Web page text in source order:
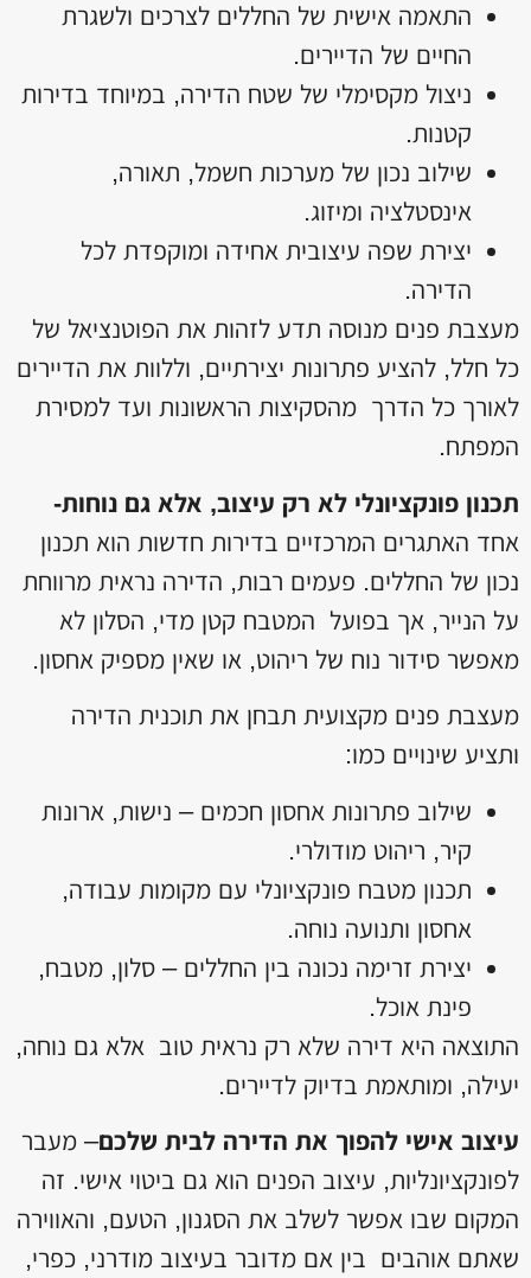
התאמה אישית של החללים לצרכים ולשגרת
החיים של הדיירים.
ניצול מקסימלי של שטח הדירה, במיוחד בדירות
קטנות.
שילוב נכון של מערכות חשמל, תאורה,
אינסטלציה ומיזוג.
יצירת שפה עיצובית אחידה ומוקפדת לכל
הדירה.
מעצבת פנים מנוסה תדע לזהות את הפוטנציאל של
כל חלל, להציע פתרונות יצירתיים, וללוות את הדיירים
לאורך כל הדרך מהסקיצות הראשונות ועד למסירת
המפתח.
תכנון פונקציונלי לא רק עיצוב, אלא גם נוחות-
אחד האתגרים המרכזיים בדירות חדשות הוא תכנון
נכון של החללים. פעמים רבות, הדירה נראית מרווחת
על הנייר, אך בפועל המטבח קטן מדי, הסלון לא
מאפשר סידור נוח של ריהוט, או שאין מספיק אחסון.
מעצבת פנים מקצועית תבחן את תוכנית הדירה
ותציע שינויים כמו:
שילוב פתרונות אחסון חכמים – נישות, ארונות
קיר, ריהוט מודולרי.
תכנון מטבח פונקציונלי עם מקומות עבודה,
אחסון ותנועה נוחה.
יצירת זרימה נכונה בין החללים – סלון, מטבח,
פינת אוכל.
התוצאה היא דירה שלא רק נראית טוב אלא גם נוחה,
יעילה, ומותאמת בדיוק לדיירים.
עיצוב אישי להפוך את הדירה לבית שלכם– מעבר
לפונקציונליות, עיצוב הפנים הוא גם ביטוי אישי. זה
המקום שבו אפשר לשלב את הסגנון, הטעם, והאווירה
שאתם אוהבים בין אם מדובר בעיצוב מודרני, כפרי,